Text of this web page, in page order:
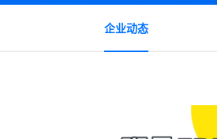
企业动态